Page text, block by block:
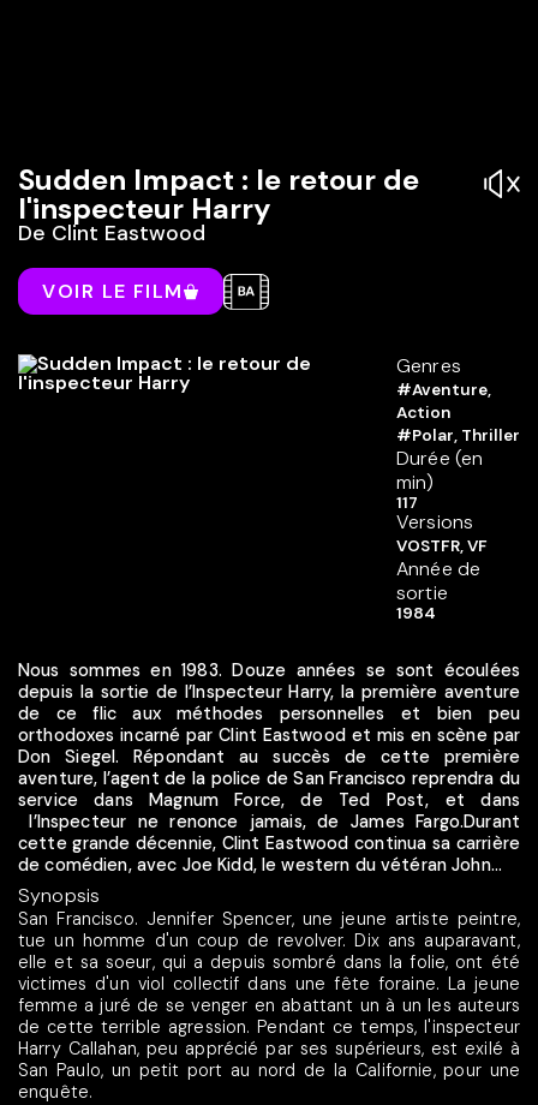
Sudden Impact : le retour de
l'inspecteur Harry
De Clint Eastwood
VOIR LE FILM
Genres
#Aventure,
Action
#Polar, Thriller
Durée (en
min)
117
Versions
VOSTFR, VF
Année de
sortie
1984
Nous sommes en 1983. Douze années se sont écoulées
depuis la sortie de l’Inspecteur Harry, la première aventure
de ce flic aux méthodes personnelles et bien peu
orthodoxes incarné par Clint Eastwood et mis en scène par
Don Siegel. Répondant au succès de cette première
aventure, l’agent de la police de San Francisco reprendra du
service dans Magnum Force, de Ted Post, et dans
l’Inspecteur ne renonce jamais, de James Fargo.Durant
cette grande décennie, Clint Eastwood continua sa carrière
de comédien, avec Joe Kidd, le western du vétéran John...
Synopsis
San Francisco. Jennifer Spencer, une jeune artiste peintre,
tue un homme d'un coup de revolver. Dix ans auparavant,
elle et sa soeur, qui a depuis sombré dans la folie, ont été
victimes d'un viol collectif dans une fête foraine. La jeune
femme a juré de se venger en abattant un à un les auteurs
de cette terrible agression. Pendant ce temps, l'inspecteur
Harry Callahan, peu apprécié par ses supérieurs, est exilé à
San Paulo, un petit port au nord de la Californie, pour une
enquête.